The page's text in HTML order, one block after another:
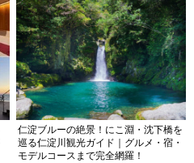
仁淀ブルーの絶景！にこ淵・沈下橋を
巡る仁淀川観光ガイド｜グルメ・宿・
モデルコースまで完全網羅！